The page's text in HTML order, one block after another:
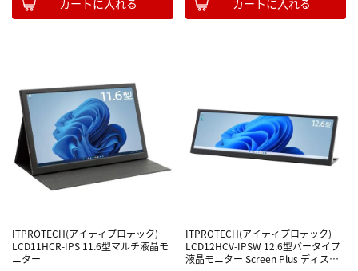
ITPROTECH(アイティプロテック)
LCD11HCR-IPS 11.6型マルチ液晶モ
ニター
ITPROTECH(アイティプロテック)
LCD12HCV-IPSW 12.6型バータイプ
液晶モニター Screen Plus ディスプ